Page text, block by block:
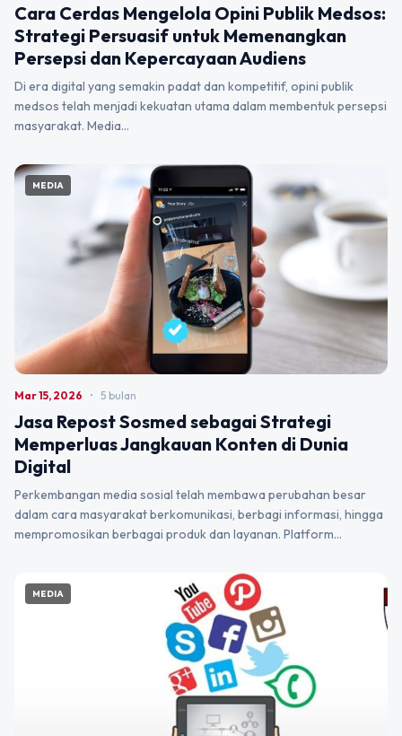
Cara Cerdas Mengelola Opini Publik Medsos:
Strategi Persuasif untuk Memenangkan
Persepsi dan Kepercayaan Audiens
Di era digital yang semakin padat dan kompetitif, opini publik
medsos telah menjadi kekuatan utama dalam membentuk persepsi
masyarakat. Media…
MEDIA
Mar 15, 2026 • 5 bulan
Jasa Repost Sosmed sebagai Strategi
Memperluas Jangkauan Konten di Dunia
Digital
Perkembangan media sosial telah membawa perubahan besar
dalam cara masyarakat berkomunikasi, berbagi informasi, hingga
mempromosikan berbagai produk dan layanan. Platform…
MEDIA